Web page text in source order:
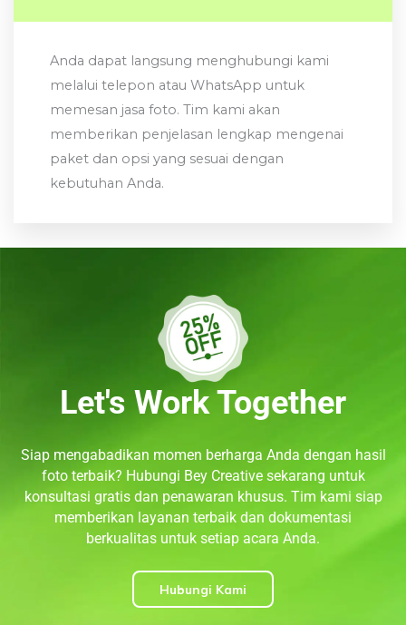
Anda dapat langsung menghubungi kami
melalui telepon atau WhatsApp untuk
memesan jasa foto. Tim kami akan
memberikan penjelasan lengkap mengenai
paket dan opsi yang sesuai dengan
kebutuhan Anda.
Let's Work Together
Siap mengabadikan momen berharga Anda dengan hasil
foto terbaik? Hubungi Bey Creative sekarang untuk
konsultasi gratis dan penawaran khusus. Tim kami siap
memberikan layanan terbaik dan dokumentasi
berkualitas untuk setiap acara Anda.
Hubungi Kami